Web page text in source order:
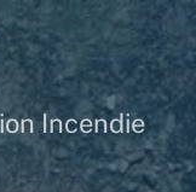
Incendie